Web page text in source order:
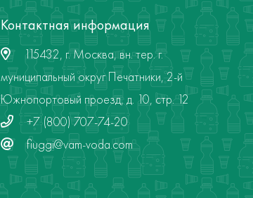
Контактная информация
115432, г. Москва, вн. тер. г.
муниципальный округ Печатники, 2-й
Южнопортовый проезд, д. 10, стр. 12
+7 (800) 707-74-20
fiuggi@vam-voda.com